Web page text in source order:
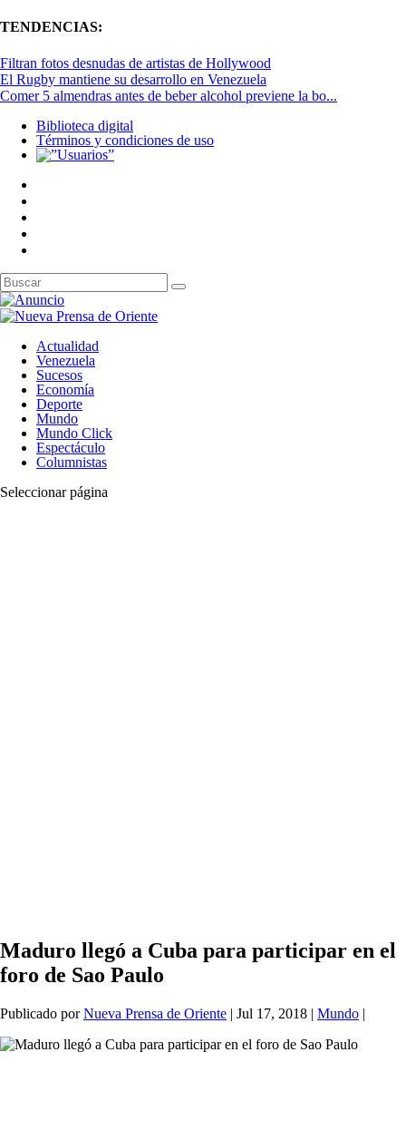
TENDENCIAS:
Filtran fotos desnudas de artistas de Hollywood
El Rugby mantiene su desarrollo en Venezuela
Comer 5 almendras antes de beber alcohol previene la bo...
Biblioteca digital
Términos y condiciones de uso
Actualidad
Venezuela
Sucesos
Economía
Deporte
Mundo
Mundo Click
Espectáculo
Columnistas
Seleccionar página
Maduro llegó a Cuba para participar en el
foro de Sao Paulo
Publicado porNueva Prensa de Oriente | Jul 17, 2018 | Mundo |